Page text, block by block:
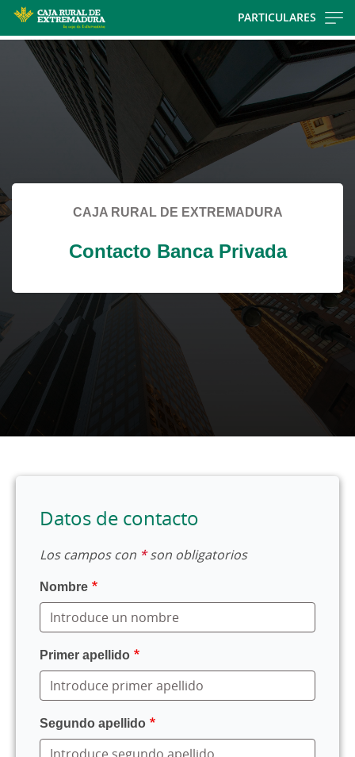
contentt
PARTICULARES
Cargando
contenido,
CAJA RURAL DE EXTREMADURA
Contacto Banca Privada
Datos de contacto
Los campos con *son obligatorios
Nombre
Primer apellido
Segundo apellido